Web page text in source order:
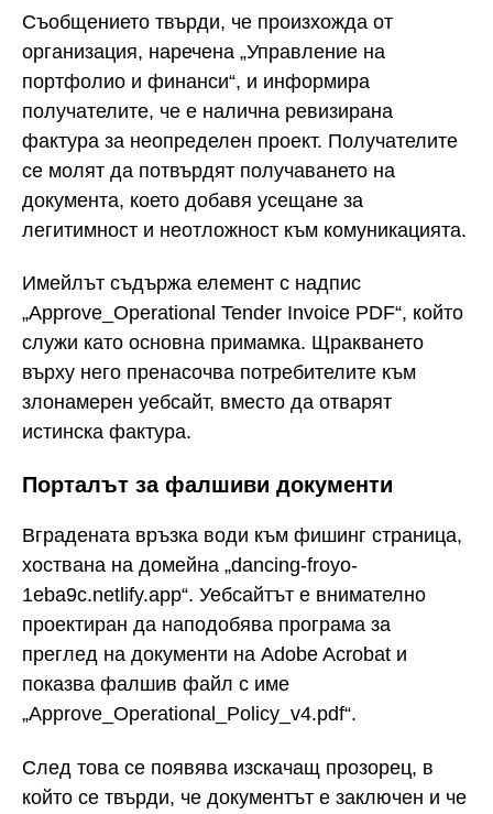
Съобщението твърди, че произхожда от
организация, наречена „Управление на
портфолио и финанси“, и информира
получателите, че е налична ревизирана
фактура за неопределен проект. Получателите
се молят да потвърдят получаването на
документа, което добавя усещане за
легитимност и неотложност към комуникацията.
Имейлът съдържа елемент с надпис
„Approve_Operational Tender Invoice PDF“, който
служи като основна примамка. Щракването
върху него пренасочва потребителите към
злонамерен уебсайт, вместо да отварят
истинска фактура.
Порталът за фалшиви документи
Вградената връзка води към фишинг страница,
хоствана на домейна „dancing-froyo-
1eba9c.netlify.app“. Уебсайтът е внимателно
проектиран да наподобява програма за
преглед на документи на Adobe Acrobat и
показва фалшив файл с име
„Approve_Operational_Policy_v4.pdf“.
След това се появява изскачащ прозорец, в
който се твърди, че документът е заключен и че